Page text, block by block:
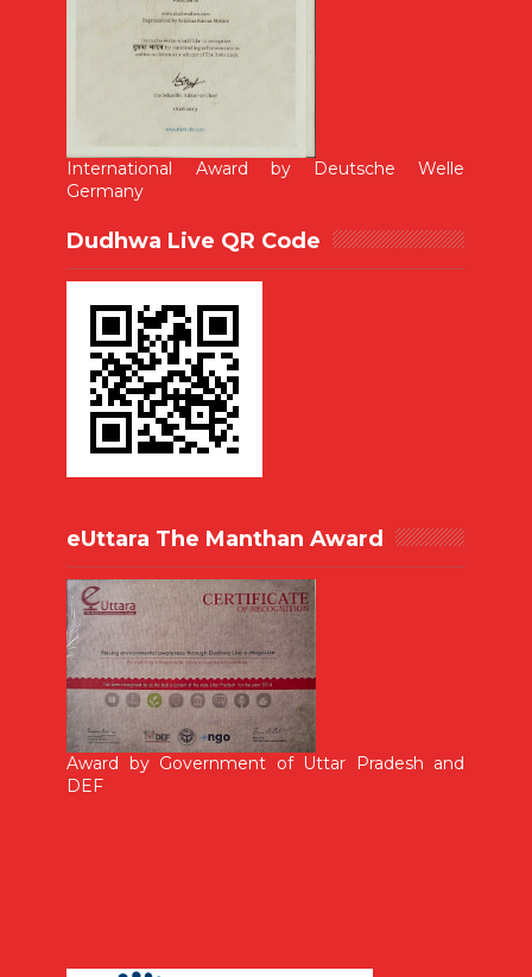
International Award by Deutsche Welle
Germany
Dudhwa Live QR Code
eUttara The Manthan Award
Award by Government of Uttar Pradesh and
DEF